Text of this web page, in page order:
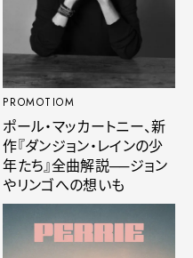
PROMOTIOM
ポール・マッカートニー、新
作『ダンジョン・レインの少
年たち』全曲解説──ジョン
やリンゴへの想いも